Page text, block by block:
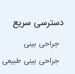
دسترسی سریع
جراحی بینی
جراحی بینی طبیعی